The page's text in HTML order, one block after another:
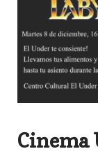
Cinema